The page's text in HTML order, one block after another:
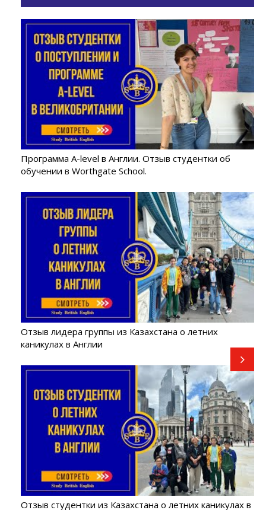
Программа A-level в Англии. Отзыв студентки об
обучении в Worthgate School.
Отзыв лидера группы из Казахстана о летних
каникулах в Англии
Отзыв студентки из Казахстана о летних каникулах в